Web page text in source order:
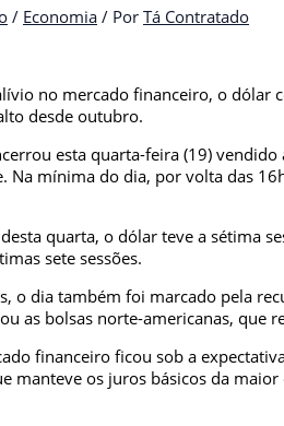
/ Economia / Por Tá Contratado
no mercado financeiro, o dólar
desde outubro.
esta quarta-feira (19)
Na mínima do dia, por volta das
quarta, o dólar teve a sétima
sete sessões.
o dia também foi marcado pela
as bolsas norte-americanas, que
financeiro ficou sob a
manteve os juros básicos da